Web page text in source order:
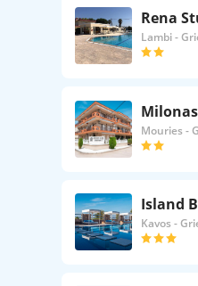
Rena
Lambi-
Mouries-
Island
Kavos-